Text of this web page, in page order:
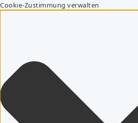
Cookie-Zustimmung verwalten